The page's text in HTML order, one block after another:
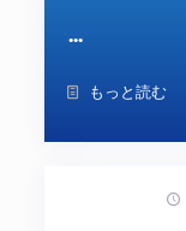
...
もっと読む